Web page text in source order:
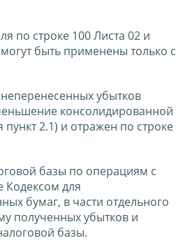
по строке 100 Листа 02 и
быть применены только с
убытков
консолидированной
2.1) и отражен по строке
базы по операциям с
для
бумаг, в части отдельного
полученных убытков и
базы.